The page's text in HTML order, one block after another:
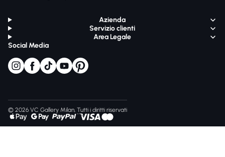
Azienda
Servizio clienti
Area Legale
Social Media
© 2026 VC Gallery Milan, Tutti i diritti riservati